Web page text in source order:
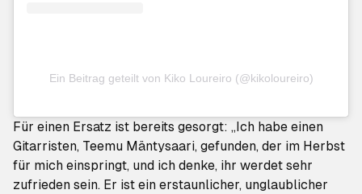
Ein Beitrag geteilt von Kiko Loureiro (@kikoloureiro)
Für einen Ersatz ist bereits gesorgt: „Ich habe einen
Gitarristen, Teemu Mäntysaari, gefunden, der im Herbst
für mich einspringt, und ich denke, ihr werdet sehr
zufrieden sein. Er ist ein erstaunlicher, unglaublicher